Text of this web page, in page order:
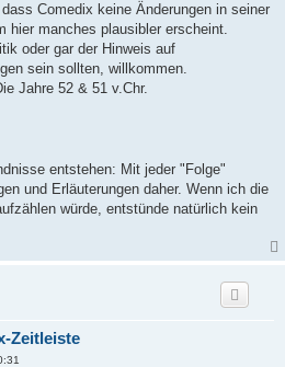
Comedix keine Änderungen in seiner
hier manches plausibler erscheint.
oder gar der Hinweis auf
sein sollten, willkommen.
Jahre 52 & 51 v.Chr.
entstehen: Mit jeder "Folge"
und Erläuterungen daher. Wenn ich die
würde, entstünde natürlich kein
Zeitleiste